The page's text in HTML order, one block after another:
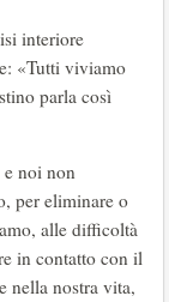
interiore
«Tutti viviamo
parla così
e noi non
per eliminare o
alle difficoltà
in contatto con il
nella nostra vita,